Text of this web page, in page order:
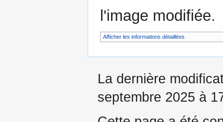
l'image modifiée.
Afficher les informations détaillées
La dernière
septembre 2025 à